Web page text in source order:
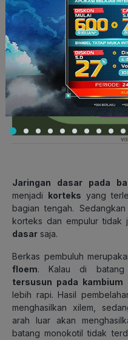
Jaringan dasar pada
menjadi korteks yang
bagian tengah. Sedangkan
korteks dan empulurtidak
dasar saja.
Berkas pembuluh
floem. Kalau di batang
tersusun pada kambium
lebih rapi. Hasil
menghasilkan xilem,
arah luar akan
batang monokotil tidak